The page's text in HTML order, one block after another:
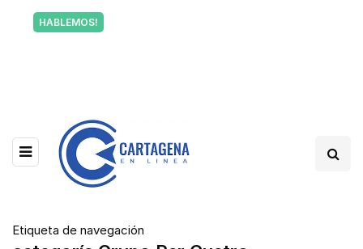
HABLEMOS!
Etiqueta de navegación